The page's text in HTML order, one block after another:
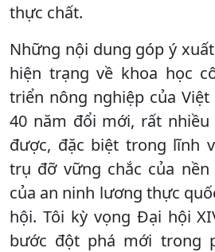
thực chất.
Những nội dung góp ý
hiện trạng về khoa học
triển nông nghiệp của
40 năm đổi mới, rất
được, đặc biệt trong lĩnh
trụ đỡ vững chắc của
của an ninh lương thực
hội. Tôi kỳ vọng Đại hội
bước đột phá mới trong